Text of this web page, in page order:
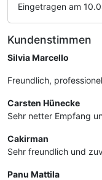
Eingetragen am
Kundenstimmen
Silvia Marcello
Freundlich,
Carsten Hünecke
Sehr netter Empfang
Cakirman
Sehr freundlich und
Panu Mattila